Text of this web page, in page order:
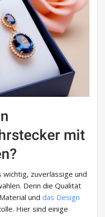
mit
wichtig, zuverlässige und
Denn die Qualität
und das Design
Hier sind einige